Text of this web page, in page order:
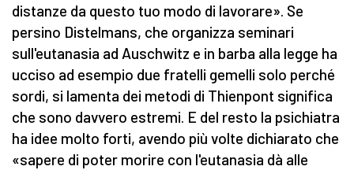
distanze da questo tuo modo di lavorare». Se
persino Distelmans, che organizza seminari
sull'eutanasia ad Auschwitz e in barba alla legge ha
ucciso ad esempio due fratelli gemelli solo perché
sordi, si lamenta dei metodi di Thienpont significa
che sono davvero estremi. E del resto la psichiatra
ha idee molto forti, avendo più volte dichiarato che
«sapere di poter morire con l'eutanasia dà alle